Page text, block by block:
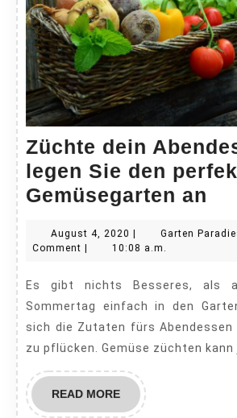
Züchte dein
legen Sie den
Gemüsegarten an
August 4, 2020 August
4,
Garten
Comment
10:08 a.m.
Es gibt nichts Besseres, als an einem lauen
Sommertag einfach in den
sich die Zutaten fürs
zu pflücken. Gemüse züchten kann
READ MOREREAD
MORE